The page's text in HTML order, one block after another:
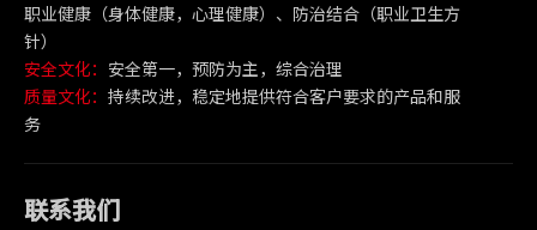
职业健康（身体健康，心理健康）、防治结合（职业卫生方
针）
安全文化： 安全第一，预防为主，综合治理
质量文化： 持续改进，稳定地提供符合客户要求的产品和服
务
联系我们